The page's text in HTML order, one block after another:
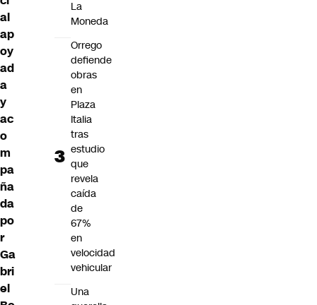
al
ap
oy
ad
a
y
ac
o
m
pa
ña
da
po
r
Ga
bri
el
La
Moneda
Orrego
defiende
obras
en
Plaza
Italia
tras
estudio
que
revela
caída
de
67%
en
velocidad
vehicular
Una